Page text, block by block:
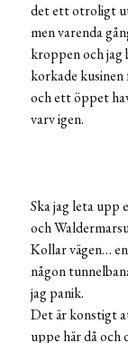
det ett otroligt
men varenda
kroppen och jag
korkade
och ett öppet
varv igen.
Ska jag leta upp
och
Kollar vägen…
någon
jag panik.
Det är konstigt
uppe här då